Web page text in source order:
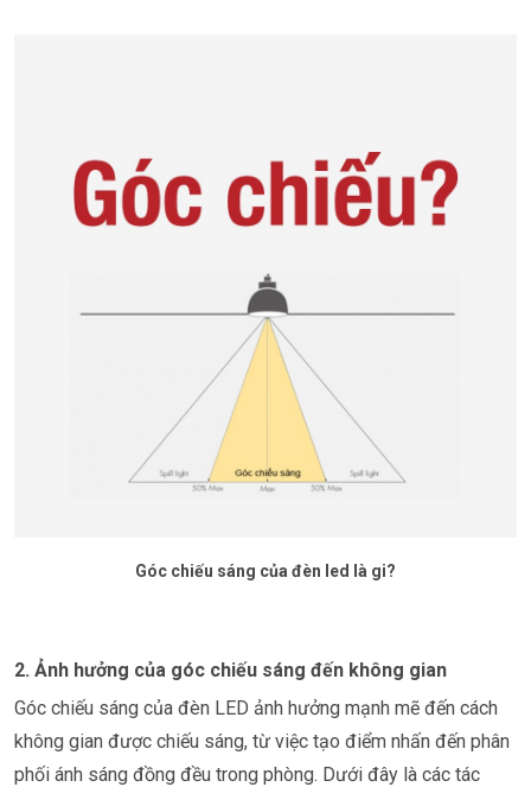
Góc chiếu sáng của đèn led là gi?
2. Ảnh hưởng của góc chiếu sáng đến không gian
Góc chiếu sáng của đèn LED ảnh hưởng mạnh mẽ đến cách
không gian được chiếu sáng, từ việc tạo điểm nhấn đến phân
phối ánh sáng đồng đều trong phòng. Dưới đây là các tác